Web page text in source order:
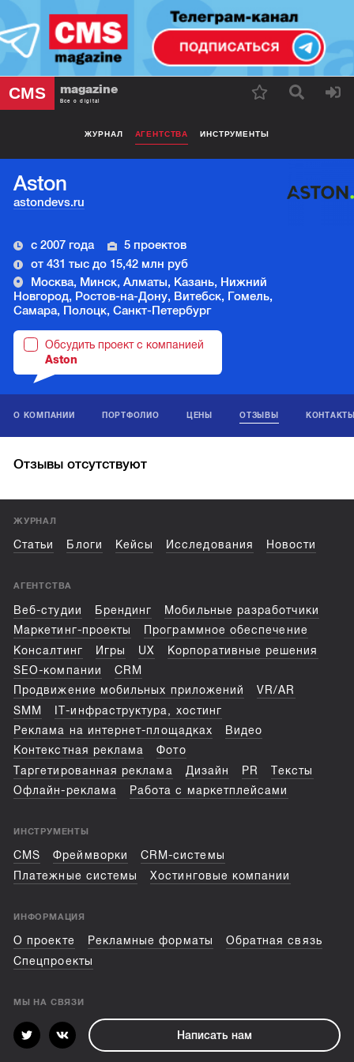
CMS magazine
Все о digital
ЖУРНАЛ АГЕНТСТВА ИНСТРУМЕНТЫ
Aston
astondevs.ru
с 2007 года
5 проектов
от 431 тыс до 15,42 млн руб
Москва, Минск, Алматы, Казань, Нижний
Новгород, Ростов-на-Дону, Витебск, Гомель,
Самара, Полоцк, Санкт-Петербург
Обсудить проект с компанией
Aston
О КОМПАНИИ ПОРТФОЛИО ЦЕНЫ ОТЗЫВЫ
Отзывы отсутствуют
ЖУРНАЛ
Статьи Блоги Кейсы Исследования Новости
АГЕНТСТВА
Веб-студии Брендинг
Мобильные разработчики
Маркетинг-проекты
Программное обеспечение
Консалтинг
Игры UX
Корпоративные решения
SEO-компании
CRM
Продвижение мобильных приложений
VR/AR
SMM
IT-инфраструктура, хостинг
Реклама на интернет-площадках
Видео
Контекстная реклама
Фото
Таргетированная реклама
Дизайн PR
Тексты
Офлайн-реклама
Работа с маркетплейсами
ИНСТРУМЕНТЫ
CMS Фреймворки
CRM-системы
Платежные системы
Хостинговые компании
ИНФОРМАЦИЯ
О проекте Рекламные форматы
Обратная связь
Спецпроекты
МЫ НА СВЯЗИ
Написать нам